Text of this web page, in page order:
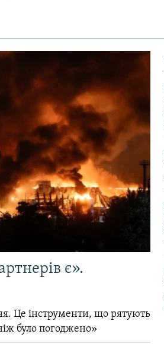
є».
Це інструменти, що рятують
було погоджено»